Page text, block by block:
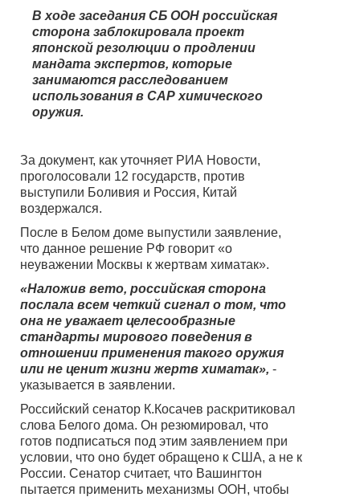
В ходе заседания СБ ООН российская
сторона заблокировала проект
японской резолюции о продлении
мандата экспертов, которые
занимаются расследованием
использования в САР химического
оружия.
За документ, как уточняет РИА Новости,
проголосовали 12 государств, против
выступили Боливия и Россия, Китай
воздержался.
После в Белом доме выпустили заявление,
что данное решение РФ говорит «о
неуважении Москвы к жертвам химатак».
«Наложив вето, российская сторона
послала всем четкий сигнал о том, что
она не уважает целесообразные
стандарты мирового поведения в
отношении применения такого оружия
или не ценит жизни жертв химатак», -
указывается в заявлении.
Российский сенатор К.Косачев раскритиковал
слова Белого дома. Он резюмировал, что
готов подписаться под этим заявлением при
условии, что оно будет обращено к США, а не к
России. Сенатор считает, что Вашингтон
пытается применить механизмы ООН, чтобы